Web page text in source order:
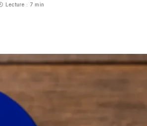
Lecture : 7 min